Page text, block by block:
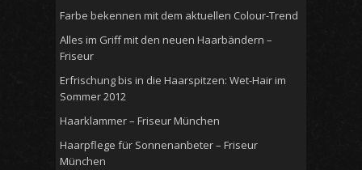
Farbe bekennen mit dem aktuellen Colour-Trend
Alles im Griff mit den neuen Haarbändern –
Friseur
Erfrischung bis in die Haarspitzen: Wet-Hair im
Sommer 2012
Haarklammer – Friseur München
Haarpflege für Sonnenanbeter – Friseur
München